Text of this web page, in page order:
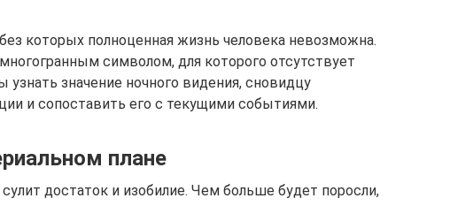
которых полноценная жизнь человека невозможна.
символом, для которого отсутствует
узнать значение ночного видения, сновидцу
и сопоставить его с текущими событиями.
плане
достаток и изобилие. Чем больше будет поросли,